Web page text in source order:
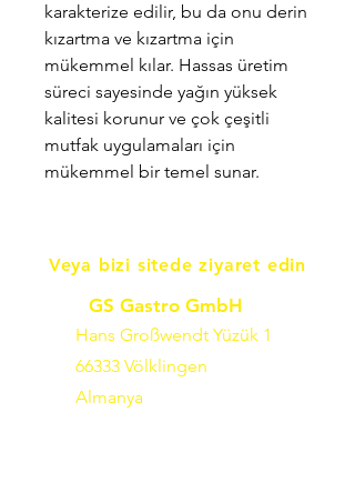
karakterize edilir, bu da onu derin
kızartma ve kızartma için
mükemmel kılar. Hassas üretim
süreci sayesinde yağın yüksek
kalitesi korunur ve çok çeşitli
mutfak uygulamaları için
mükemmel bir temel sunar.
Veya bizi sitede ziyaret edin
GS Gastro GmbH
Hans Großwendt Yüzük 1
66333 Völklingen
Almanya